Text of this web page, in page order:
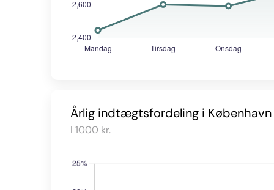
Årlig indtægtsfordeling i København
I 1000 kr.